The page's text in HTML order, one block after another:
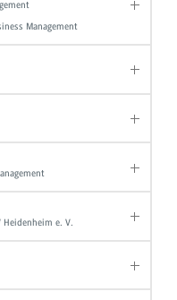
Management
Heidenheim e. V.